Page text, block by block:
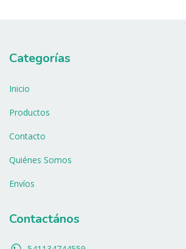
Categorías
Inicio
Productos
Contacto
Quiénes Somos
Envíos
Contactános